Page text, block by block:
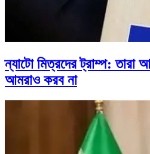
ন্যাটো মিত্রদের ট্রাম্প: তারা
আমরাও করব না